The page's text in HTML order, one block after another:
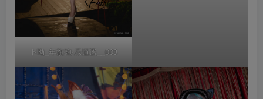
卜呦_年旗袍·乐逍遥__003